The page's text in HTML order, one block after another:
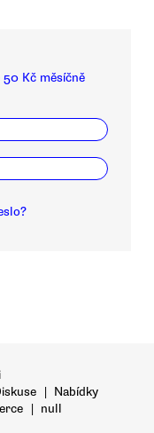
Kč měsíčně
| Nabídky
| null